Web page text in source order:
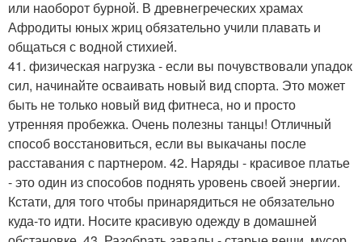
или наоборот бурной. В древнегреческих храмах
Афродиты юных жриц обязательно учили плавать и
общаться с водной стихией.
41. физическая нагрузка - если вы почувствовали упадок
сил, начинайте осваивать новый вид спорта. Это может
быть не только новый вид фитнеса, но и просто
утренняя пробежка. Очень полезны танцы! Отличный
способ восстановиться, если вы выкачаны после
расставания с партнером. 42. Наряды - красивое платье
- это один из способов поднять уровень своей энергии.
Кстати, для того чтобы принарядиться не обязательно
куда-то идти. Носите красивую одежду в домашней